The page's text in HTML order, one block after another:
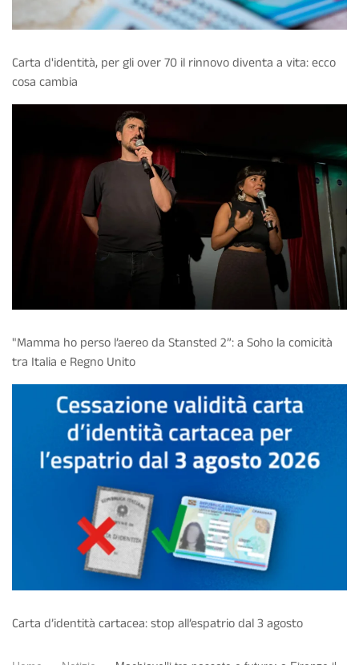
Carta d'identità, per gli over 70 il rinnovo diventa a vita: ecco
cosa cambia
"Mamma ho perso l’aereo da Stansted 2”: a Soho la comicità
tra Italia e Regno Unito
Carta d’identità cartacea: stop all’espatrio dal 3 agosto